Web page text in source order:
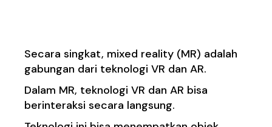
Secara singkat, mixed reality (MR) adalah
gabungan dari teknologi VR dan AR.
Dalam MR, teknologi VR dan AR bisa
berinteraksi secara langsung.